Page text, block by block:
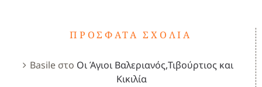
ΠΡΌΣΦΑΤΑ ΣΧΌΛΙΑ
Basileστο Οι Άγιοι Βαλεριανός,Τιβούρτιος και
Κικιλία